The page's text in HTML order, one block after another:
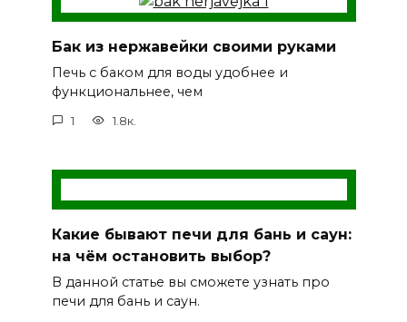
Бак из нержавейки своими руками
Печь с баком для воды удобнее и
функциональнее, чем
1 1.8к.
Какие бывают печи для бань и саун:
на чём остановить выбор?
В данной статье вы сможете узнать про
печи для бань и саун.